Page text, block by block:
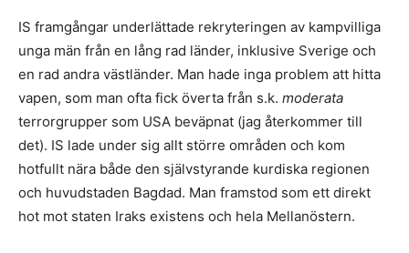
IS framgångar underlättade rekryteringen av kampvilliga
unga män från en lång rad länder, inklusive Sverige och
en rad andra västländer. Man hade inga problem att hitta
vapen, som man ofta fick överta från s.k. moderata
terrorgrupper som USA beväpnat (jag återkommer till
det). IS lade under sig allt större områden och kom
hotfullt nära både den självstyrande kurdiska regionen
och huvudstaden Bagdad. Man framstod som ett direkt
hot mot staten Iraks existens och hela Mellanöstern.